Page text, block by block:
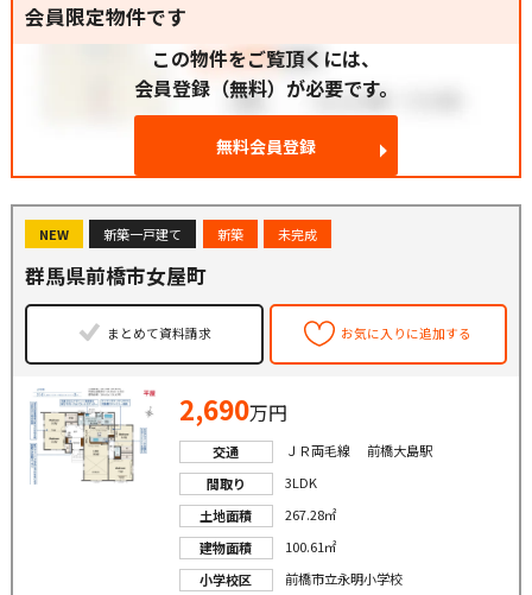
会員限定物件です
この物件をご覧頂くには、
会員登録（無料）が必要です。
無料会員登録
NEW 新築一戸建て 新築 未完成
群馬県前橋市女屋町
まとめて資料請求 お気に入りに追加する
2,690万円
交通
ＪＲ両毛線 前橋大島駅
間取り
3LDK
土地面積
267.28㎡
建物面積
100.61㎡
小学校区
前橋市立永明小学校